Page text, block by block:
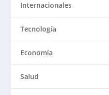
Internacionales
Tecnología
Economía
Salud